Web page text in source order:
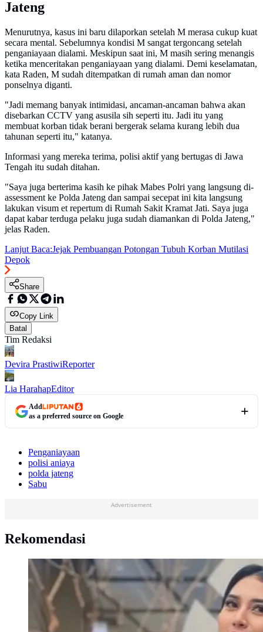
Jateng
Menurutnya, kasus ini baru dilaporkan setelah M merasa cukup kuat
secara mental. Sebelumnya kondisi M sangat tergoncang setelah
penganiayaan dialami. Meskipun saat ini, M masih sering menangis
ketika menceritakan penganiayaan yang dialami. Demi keselamatan,
kata Raden, M sudah ditempatkan di rumah aman dan nomor
ponselnya diganti.
"Jadi memang banyak intimidasi, ancaman-ancaman bahwa akan
disebarkan CCTV yang asusila sih seperti itu. Jadi itu yang
membuat korban tidak berani bergerak selama kurang lebih dua
tahunan seperti itu," katanya.
Informasi yang mereka terima, polisi aktif yang bertugas di Jawa
Tengah itu sudah ditahan.
"Saya juga berterima kasih ke pihak Mabes Polri yang langsung di-
assessment ke Polda Jateng dan sampai secepat ini kita langsung
lakukan visum et repertum di Rumah Sakit Kramat Jati. Saya juga
dapat kabar terduga pelaku juga sudah diamankan di Polda Jateng,"
jelas Raden.
Lanjut Baca:Jejak Pembuangan Potongan Tubuh Korban Mutilasi
Depok
Share
Copy Link
Batal
Tim Redaksi
Devira PrastiwiReporter
Lia HarahapEditor
Add
as a preferred source on Google
Penganiayaan
polisi aniaya
polda jateng
Sabu
Advertisement
Rekomendasi